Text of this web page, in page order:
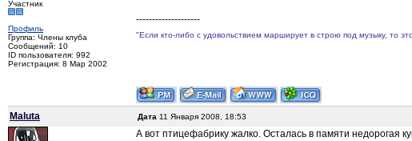
Участник
Профиль
Группа: Члены клуба
Сообщений: 10
ID пользователя: 992
Регистрация: 8 Мар 2002
--------------------
"Если кто-либо с удовольствием марширует в строю под музыку, то
Maluta
Дата 11 Января 2008, 18:53
А вот птицефабрику жалко. Осталась в памяти недорогая